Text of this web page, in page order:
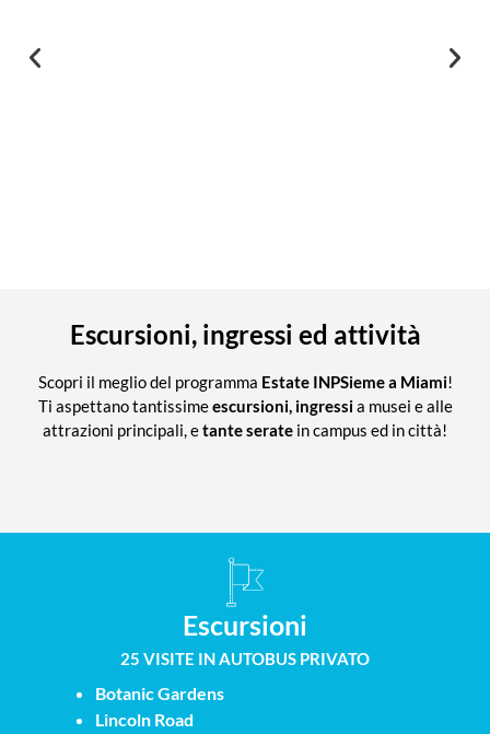
Scopri il meglio del programma Estate INPSieme a Miami!
Ti aspettano tantissimeescursioni, ingressia musei e alle
attrazioni principali, etante serate in campus ed in città!
Escursioni, ingressi ed attività
Escursioni
25 VISITE IN AUTOBUS PRIVATO
Botanic Gardens
Lincoln Road